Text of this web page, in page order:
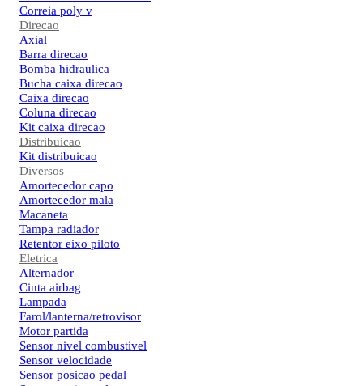
Correia poly v
Direcao
Axial
Barra direcao
Bomba hidraulica
Bucha caixa direcao
Caixa direcao
Coluna direcao
Kit caixa direcao
Distribuicao
Kit distribuicao
Diversos
Amortecedor capo
Amortecedor mala
Macaneta
Tampa radiador
Retentor eixo piloto
Eletrica
Alternador
Cinta airbag
Lampada
Farol/lanterna/retrovisor
Motor partida
Sensor nivel combustivel
Sensor velocidade
Sensor posicao pedal